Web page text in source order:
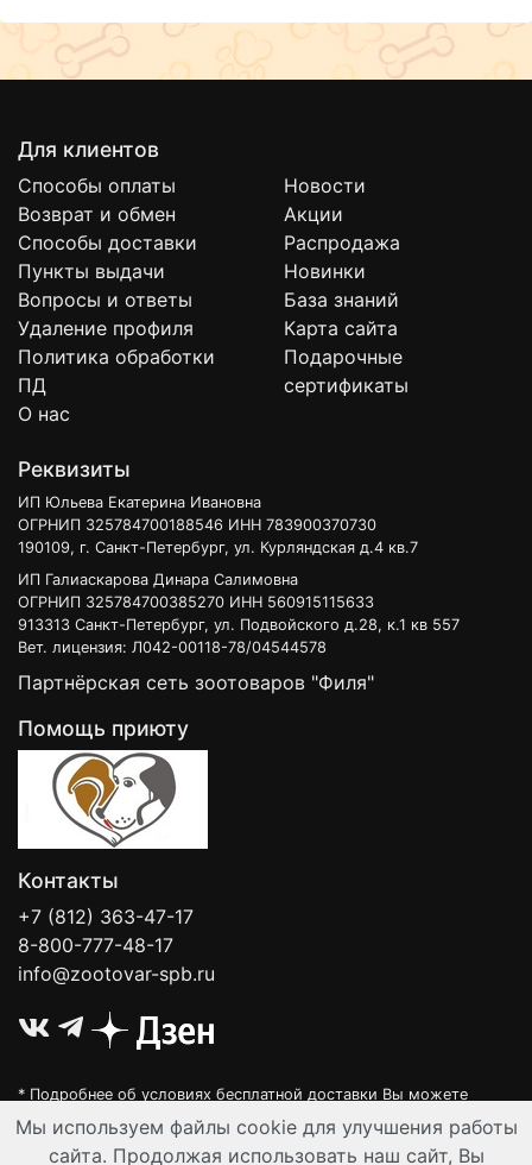
Для клиентов
Способы оплаты
Возврат и обмен
Способы доставки
Пункты выдачи
Вопросы и ответы
Удаление профиля
Политика обработки
ПД
О нас
Новости
Акции
Распродажа
Новинки
База знаний
Карта сайта
Подарочные
сертификаты
Реквизиты
ИП Юльева Екатерина Ивановна
ОГРНИП 325784700188546 ИНН 783900370730
190109, г. Санкт-Петербург, ул. Курляндская д.4 кв.7
ИП Галиаскарова Динара Салимовна
ОГРНИП 325784700385270 ИНН 560915115633
913313 Санкт-Петербург, ул. Подвойского д.28, к.1 кв 557
Вет. лицензия: Л042-00118-78/04544578
Партнёрская сеть зоотоваров "Филя"
Помощь приюту
Контакты
+7 (812) 363-47-17
8-800-777-48-17
info@zootovar-spb.ru
* Подробнее об условиях бесплатной доставки Вы можете
узнать на нашей
интерактивной карте
Интернет-зоомагазин "Филя". Контент на сайте предназначен для
Мы используем файлы cookie для улучшения работы
сайта. Продолжая использовать наш сайт, Вы